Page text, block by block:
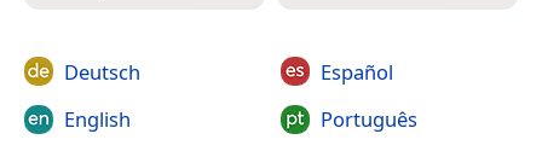
Deutsch
English
Español
Português